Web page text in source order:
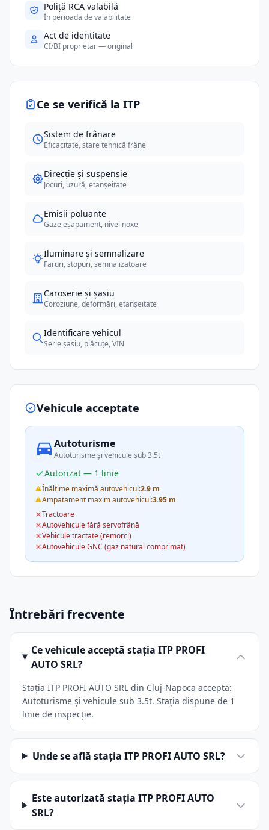
Poliță RCA valabilă
În perioada de valabilitate
Act de identitate
CI/BI proprietar — original
Ce se verifică la ITP
Sistem de frânare
Eficacitate, stare tehnică frâne
Direcție și suspensie
Jocuri, uzură, etanșeitate
Emisii poluante
Gaze eșapament, nivel noxe
Iluminare și semnalizare
Faruri, stopuri, semnalizatoare
Caroserie și șasiu
Coroziune, deformări, etanșeitate
Identificare vehicul
Serie șasiu, plăcuțe, VIN
Vehicule acceptate
Autoturisme
Autoturisme și vehicule sub 3.5t
Autorizat — 1 linie
Înălțime maximă autovehicul:2.9 m
Ampatament maxim autovehicul:3.95 m
Tractoare
Autovehicule fără servofrână
Vehicule tractate (remorci)
Autovehicule GNC (gaz natural comprimat)
Întrebări frecvente
Ce vehicule acceptă stația ITP PROFI
AUTO SRL?
Stația ITP PROFI AUTO SRL din Cluj-Napoca acceptă:
Autoturisme și vehicule sub 3.5t. Stația dispune de 1
linie de inspecție.
Unde se află stația ITP PROFI AUTO SRL?
Este autorizată stația ITP PROFI AUTO
SRL?